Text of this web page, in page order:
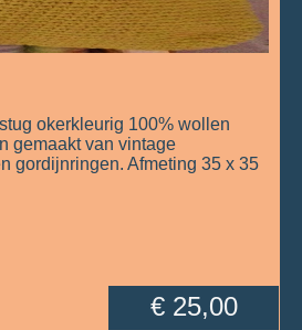
okerkleurig 100% wollen
gemaakt van vintage
gordijnringen. Afmeting 35 x 35
€ 25,00